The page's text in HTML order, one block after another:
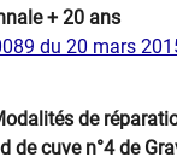
+ 20 ans
du 20 mars
de
de cuve n°4 de